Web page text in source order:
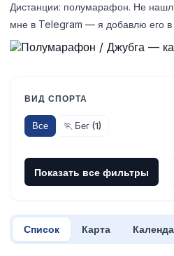
Дистанции: полумарафон. Не
мне в Telegram — я добавлю его в
ВИД СПОРТА
Все 🏃 Бег (1)
Показать все фильтры
Список Карта